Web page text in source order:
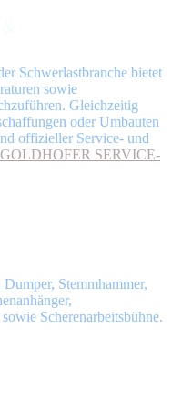
Schwerlastbranche bietet
sowie
Gleichzeitig
oder Umbauten
offizieller Service- und
GOLDHOFER SERVICE-
Stemmhammer,
Scherenarbeitsbühne.